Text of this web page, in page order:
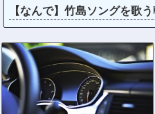
【なんで】竹島ソングを歌